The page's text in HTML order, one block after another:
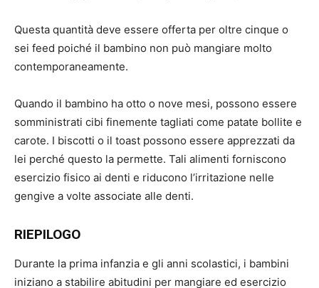
Questa quantità deve essere offerta per oltre cinque o
sei feed poiché il bambino non può mangiare molto
contemporaneamente.
Quando il bambino ha otto o nove mesi, possono essere
somministrati cibi finemente tagliati come patate bollite e
carote. I biscotti o il toast possono essere apprezzati da
lei perché questo la permette. Tali alimenti forniscono
esercizio fisico ai denti e riducono l’irritazione nelle
gengive a volte associate alle denti.
RIEPILOGO
Durante la prima infanzia e gli anni scolastici, i bambini
iniziano a stabilire abitudini per mangiare ed esercizio